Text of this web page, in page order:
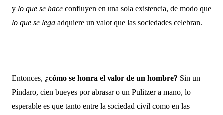
y lo que se hace
lo que se lega adquiere un valor que las sociedades celebran.
Entonces, ¿cómo se honra el valor de un hombre? Sin un
Píndaro, cien bueyes por abrasar o un Pulitzer a mano, lo
esperable es que tanto entre la sociedad civil como en las